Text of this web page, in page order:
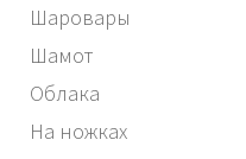
Шаровары
Шамот
Облака
На ножках